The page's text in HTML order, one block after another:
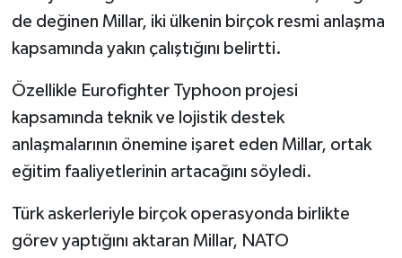
de değinen Millar, iki ülkenin birçok resmi anlaşma
kapsamında yakın çalıştığını belirtti.
Özellikle Eurofighter Typhoon projesi
kapsamında teknik ve lojistik destek
anlaşmalarının önemine işaret eden Millar, ortak
eğitim faaliyetlerinin artacağını söyledi.
Türk askerleriyle birçok operasyonda birlikte
görev yaptığını aktaran Millar, NATO